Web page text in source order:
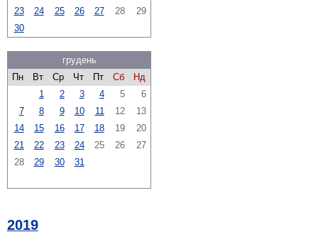
23
24 25 26 27 28
29
30
грудень
Пн
Вт Ср Чт Пт Сб
Нд
1
2 3 4 5
6
7
8 9 10 11 12
13
14
15 16 17 18 19
20
21
22 23 24 25 26
27
28
29 30 31
2019